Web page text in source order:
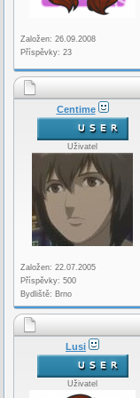
Založen: 26.09.2008
Příspěvky: 23
Centime
Uživatel
Založen: 22.07.2005
Příspěvky: 500
Bydliště: Brno
Lusi
Uživatel